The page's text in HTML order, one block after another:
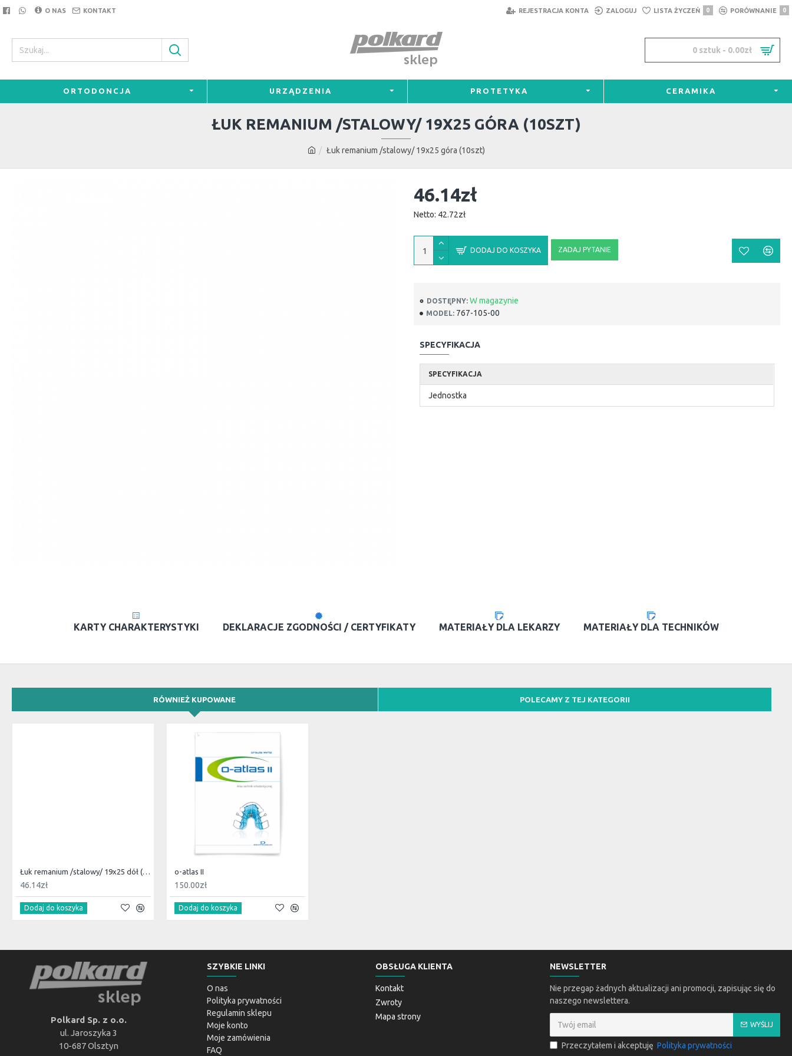
O NAS KONTAKT REJESTRACJA KONTA ZALOGUJ LISTA ŻYCZEŃ 0 PORÓWNANIE 0
0 sztuk - 0.00zł
ORTODONCJA URZĄDZENIA PROTETYKA CERAMIKA
Łuk remanium /stalowy/ 19x25 góra (10szt)
ŁUK REMANIUM /STALOWY/ 19X25 GÓRA (10SZT)
DOSTĘPNY: W magazynie
MODEL: 767-105-00
46.14zł
Netto: 42.72zł
DODAJ DO KOSZYKA ZADAJ PYTANIE
SPECYFIKACJA
SPECYFIKACJA
Jednostka
KARTY CHARAKTERYSTYKI DEKLARACJE ZGODNOŚCI / CERTYFIKATY MATERIAŁY DLA LEKARZY MATERIAŁY DLA TECHNIKÓW
RÓWNIEŻ KUPOWANE POLECAMY Z TEJ KATEGORII
Łuk remanium /stalowy/ 19x25 dół (10szt)
46.14zł
Dodaj do koszyka
o-atlas II
150.00zł
Dodaj do koszyka
Polkard Sp. z o.o.
ul. Jaroszyka 3
10-687 Olsztyn
SZYBKIE LINKI
O nas
Polityka prywatności
Regulamin sklepu
Moje konto
Moje zamówienia
FAQ
OBSŁUGA KLIENTA
Kontakt
Zwroty
Mapa strony
NEWSLETTER
Nie przegap żadnych aktualizacji ani promocji, zapisując się do
naszego newslettera.
WYŚLIJ
Przeczytałem i akceptuję Polityka prywatności